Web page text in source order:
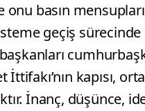
basın
geçiş sürecinde
kapısı,
İnanç, düşünce,